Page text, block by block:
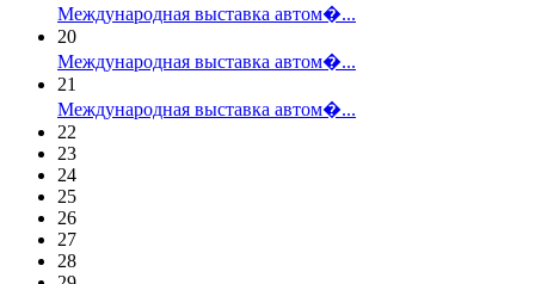
Международная выставка автом�...
20
Международная выставка автом�...
21
Международная выставка автом�...
22
23
24
25
26
27
28